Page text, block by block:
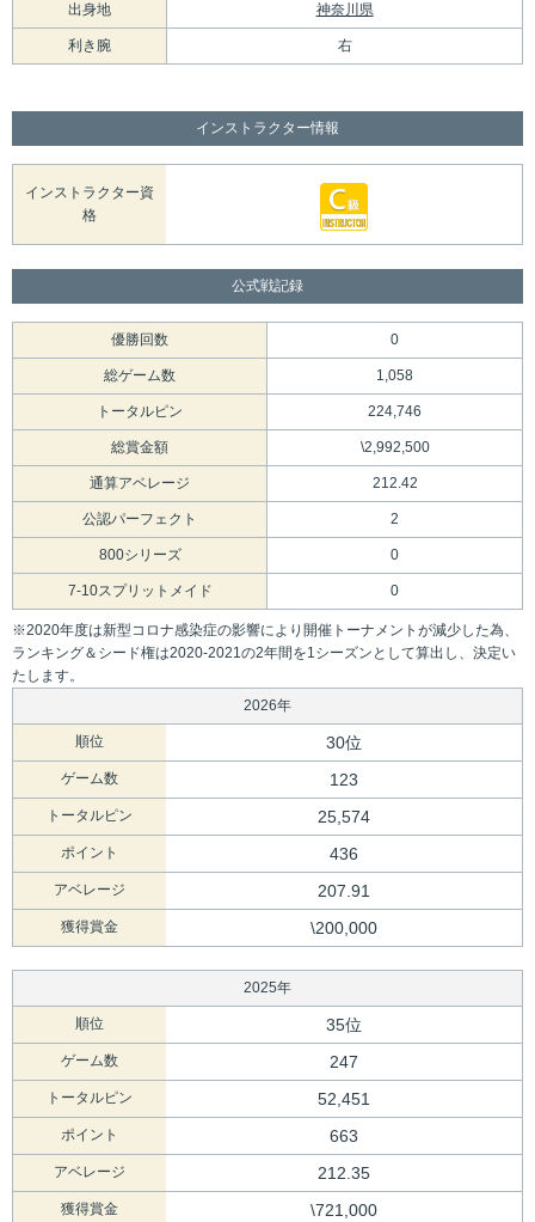
出身地 神奈川県
利き腕 右
インストラクター情報
インストラクター資
格
公式戦記録
優勝回数 0
総ゲーム数 1,058
トータルピン 224,746
総賞金額 \2,992,500
通算アベレージ 212.42
公認パーフェクト 2
800シリーズ 0
7-10スプリットメイド 0
※2020年度は新型コロナ感染症の影響により開催トーナメントが減少した為、
ランキング＆シード権は2020-2021の2年間を1シーズンとして算出し、決定い
たします。
2026年
順位 30位
ゲーム数 123
トータルピン 25,574
ポイント 436
アベレージ 207.91
獲得賞金 \200,000
2025年
順位 35位
ゲーム数 247
トータルピン 52,451
ポイント 663
アベレージ 212.35
獲得賞金 \721,000